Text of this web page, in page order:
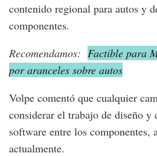
contenido regional para autos y
componentes.
Recomendamos: Factible para
por aranceles sobre autos
Volpe comentó que cualquier
considerar el trabajo de diseño y
software entre los componentes,
actualmente.